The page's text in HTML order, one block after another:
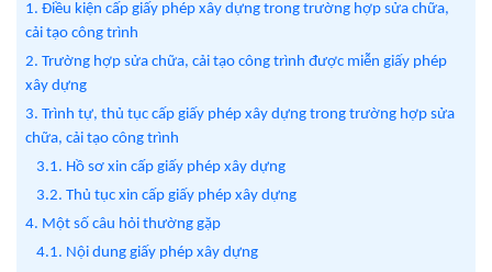
1. Điều kiện cấp giấy phép xây dựng trong trường hợp sửa chữa,
cải tạo công trình
2. Trường hợp sửa chữa, cải tạo công trình được miễn giấy phép
xây dựng
3. Trình tự, thủ tục cấp giấy phép xây dựng trong trường hợp sửa
chữa, cải tạo công trình
3.1. Hồ sơ xin cấp giấy phép xây dựng
3.2. Thủ tục xin cấp giấy phép xây dựng
4. Một số câu hỏi thường gặp
4.1. Nội dung giấy phép xây dựng